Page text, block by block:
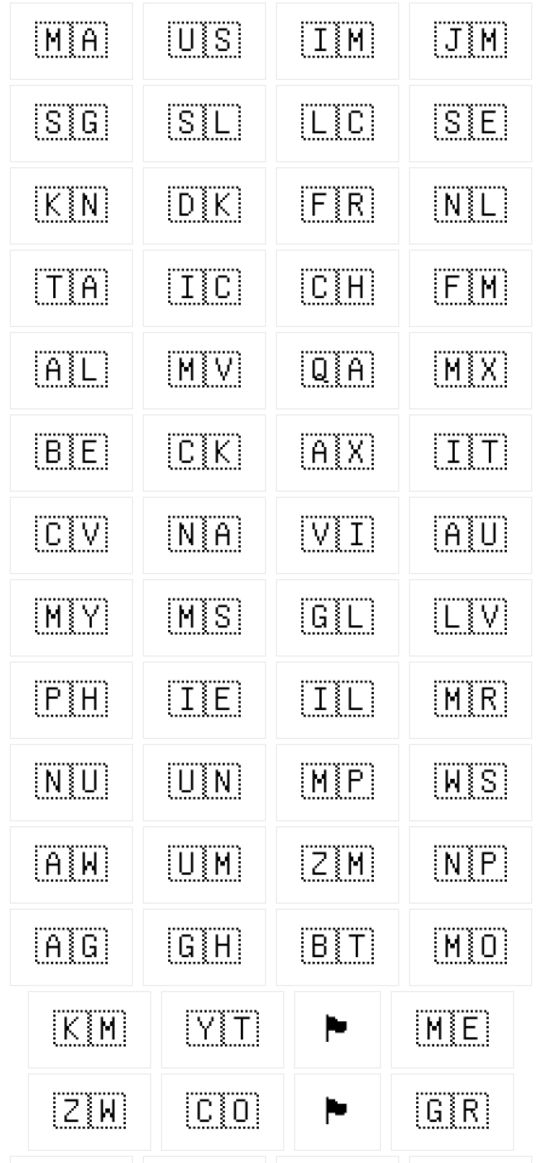
🇲🇦 🇺🇸 🇮🇲 🇯🇲
🇸🇬 🇸🇱 🇱🇨 🇸🇪
🇰🇳 🇩🇰 🇫🇷 🇳🇱
🇹🇦 🇮🇨 🇨🇭 🇫🇲
🇦🇱 🇲🇻 🇶🇦 🇲🇽
🇧🇪 🇨🇰 🇦🇽 🇮🇹
🇨🇻 🇳🇦 🇻🇮 🇦🇺
🇲🇾 🇲🇸 🇬🇱 🇱🇻
🇵🇭 🇮🇪 🇮🇱 🇲🇷
🇳🇺 🇺🇳 🇲🇵 🇼🇸
🇦🇼 🇺🇲 🇿🇲 🇳🇵
🇦🇬 🇬🇭 🇧🇹 🇲🇴
🇰🇲 🇾🇹 🏴󠁧󠁢󠁥󠁮󠁧󠁿 🇲🇪
🇿🇼 🇨🇴 🏴󠁧󠁢󠁳󠁣󠁴󠁿 🇬🇷